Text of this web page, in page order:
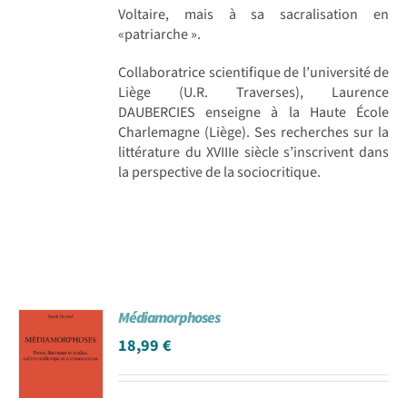
Voltaire, mais à sa sacralisation en
«patriarche ».
Collaboratrice scientifique de l’université de
Liège (U.R. Traverses), Laurence
DAUBERCIES enseigne à la Haute École
Charlemagne (Liège). Ses recherches sur la
littérature du XVIIIe siècle s’inscrivent dans
la perspective de la sociocritique.
Médiamorphoses
18,99€